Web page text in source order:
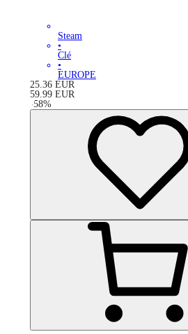
Steam
•
Clé
•
EUROPE
25.36 EUR
59.99 EUR
-58%